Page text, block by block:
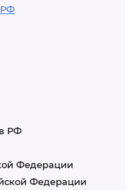
РФ
РФ
Федерации
Федерации